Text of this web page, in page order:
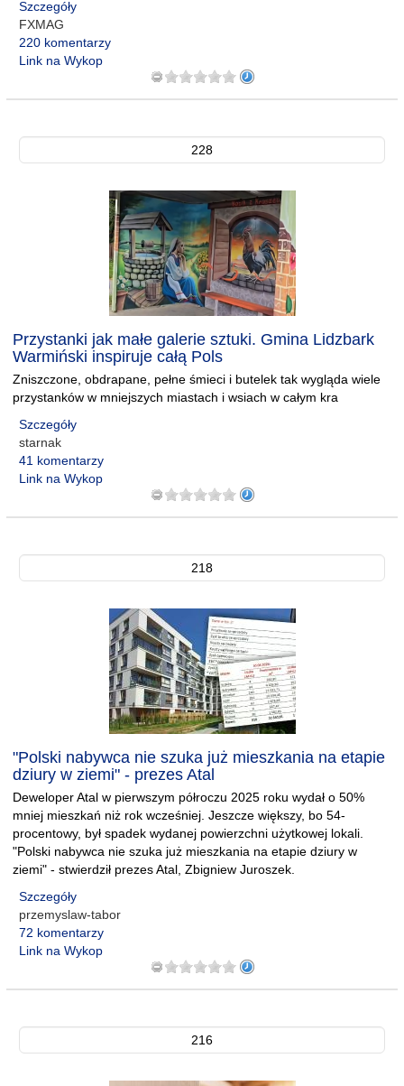
Szczegóły
FXMAG
220 komentarzy
Link na Wykop
228
Przystanki jak małe galerie sztuki. Gmina Lidzbark
Warmiński inspiruje całą Pols
Zniszczone, obdrapane, pełne śmieci i butelek tak wygląda wiele
przystanków w mniejszych miastach i wsiach w całym kra
Szczegóły
starnak
41 komentarzy
Link na Wykop
218
"Polski nabywca nie szuka już mieszkania na etapie
dziury w ziemi" - prezes Atal
Deweloper Atal w pierwszym półroczu 2025 roku wydał o 50%
mniej mieszkań niż rok wcześniej. Jeszcze większy, bo 54-
procentowy, był spadek wydanej powierzchni użytkowej lokali.
"Polski nabywca nie szuka już mieszkania na etapie dziury w
ziemi" - stwierdził prezes Atal, Zbigniew Juroszek.
Szczegóły
przemyslaw-tabor
72 komentarzy
Link na Wykop
216